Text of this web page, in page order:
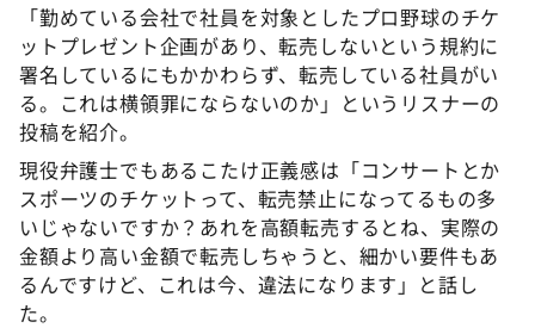
「勤めている会社で社員を対象としたプロ野球のチケ
ットプレゼント企画があり、転売しないという規約に
署名しているにもかかわらず、転売している社員がい
る。これは横領罪にならないのか」というリスナーの
投稿を紹介。
現役弁護士でもあるこたけ正義感は「コンサートとか
スポーツのチケットって、転売禁止になってるもの多
いじゃないですか？あれを高額転売するとね、実際の
金額より高い金額で転売しちゃうと、細かい要件もあ
るんですけど、これは今、違法になります」と話し
た。